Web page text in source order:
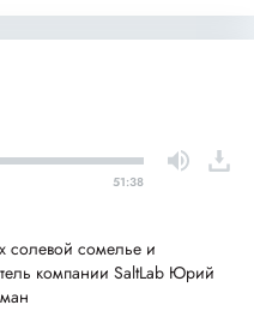
51:38
солевой сомелье и
компании SaltLab Юрий